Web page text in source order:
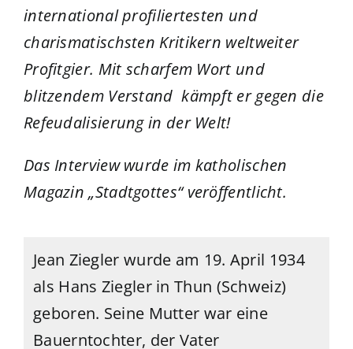
international profiliertesten und
charismatischsten Kritikern weltweiter
Profitgier. Mit scharfem Wort und
blitzendem Verstand kämpft er gegen die
Refeudalisierung in der Welt!
Das Interview wurde im katholischen
Magazin „Stadtgottes“ veröffentlicht.
Jean Ziegler wurde am 19. April 1934
als Hans Ziegler in Thun (Schweiz)
geboren. Seine Mutter war eine
Bauerntochter, der Vater